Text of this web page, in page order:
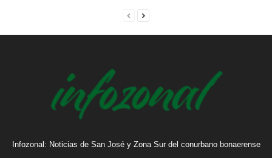
Infozonal: Noticias de San José y Zona Sur del conurbano bonaerense